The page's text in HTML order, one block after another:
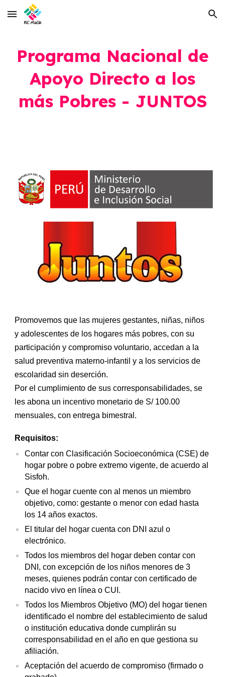
Skip to main content Skip to navigation
Programa Nacional de
Apoyo Directo a los
más Pobres - JUNTOS
Promovemos que las mujeres gestantes, niñas, niños
y adolescentes de los hogares más pobres, con su
participación y compromiso voluntario, accedan a la
salud preventiva materno-infantil y a los servicios de
escolaridad sin deserción.
Por el cumplimiento de sus corresponsabilidades, se
les abona un incentivo monetario de S/ 100.00
mensuales, con entrega bimestral.
Requisitos:
Contar con Clasificación Socioeconómica (CSE) de
hogar pobre o pobre extremo vigente, de acuerdo al
Sisfoh.
Que el hogar cuente con al menos un miembro
objetivo, como: gestante o menor con edad hasta
los 14 años exactos.
El titular del hogar cuenta con DNI azul o
electrónico.
Todos los miembros del hogar deben contar con
DNI, con excepción de los niños menores de 3
meses, quienes podrán contar con certificado de
nacido vivo en línea o CUI.
Todos los Miembros Objetivo (MO) del hogar tienen
identificado el nombre del establecimiento de salud
o institución educativa donde cumplirán su
corresponsabilidad en el año en que gestiona su
afiliación.
Aceptación del acuerdo de compromiso (firmado o